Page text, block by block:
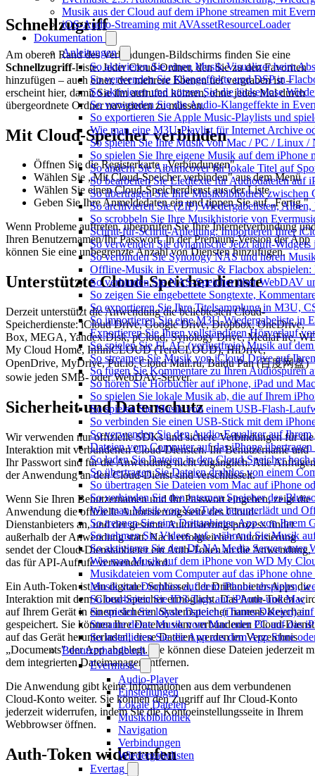
Musik aus der Cloud auf dem iPhone streamen mit
iOS-Audio-Streaming mit AVAssetResourceLoader
Dokumentation
Anleitungen
So aktivieren Sie einen Musik-Visualizer beim
So verwenden Sie Klangeffekte und DSP in
So aktivieren und nutzen Sie die lückenlose
So verwenden Sie die Audio-Klangeffekte in
So exportieren Sie Apple Music-Playlists und
Wie man eine M3U-Playlist für Internet Archive
So spielen Sie Ihre Musik von Mac / PC / Linux
So spielen Sie Ihre eigene Musik auf dem iPhone
So ändern Sie Albumcover für lokale Titel auf
So bearbeiten Sie Liedtexte für Audiodateien auf
So übertragen Sie Ihre Musikbibliothek
So archivieren Sie (ZIP) Wiedergabelisten,
So scrobbeln Sie Ihre Musikhistorie von
Schritt-für-Schritt-Anleitung: Importieren Ihrer
So verwenden Sie dynamische Jetzt läuft-
So verbinden Sie Synology NAS und hören
Offline-Musik in Evermusic & Flacbox
So verbinden Sie NAS-Speicher über WebDAV
So zeigen Sie eingebettete Songtexte,
So exportieren Sie Ihre Titelsammlung in M3U,
So importieren Sie eine M3U-Wiedergabeliste in
Exportieren Sie Ihren vollständigen Hörverlauf
So spielen Sie FLAC (verlustfreie) Musik auf dem
So streamen Sie Musik von iCloud Drive auf
So fügen Sie Kommentare zu Ihren Audiospuren
So hören Sie Hörbücher auf iPhone, iPad und
So spielen Sie lokale Musik ab, die auf Ihrem
So spielen Sie Musik von einem USB-Flash-
So verbinden Sie einen USB-Stick mit dem
So verwenden Sie den Audio-Equalizer auf
Dateien vom Computer auf das iPhone
So laden Sie Dateien in den Cloud-Speicher
So übertragen Sie Dateien drahtlos von einem
So übertragen Sie Dateien vom Mac auf iPhone
So verbinden Sie den internen Speicher des
Wie man Musik von YouTube herunterlädt und
So trennen Sie eine Drittanbieter-App von Ihrem
So nehmen Sie Videos auf, während Sie Musik
So aktivieren Sie den DLNA Media Server unter
Wie man Musik auf dem iPhone von WD My
Musikdateien vom Computer auf das iPhone
Musik von Dropbox auf dem iPhone abspielen,
So bearbeiten Sie ID3-Tags auf iPhone und Mac
So spielen Sie lokale Dateien (iTunes-Dateien)
Streame deine Musik vom Mac oder PC auf das
So installieren Sie die App aus dem App Store
Benutzerhandbuch
Evermusic
Audio-Player
Einstellungen
Lokale Dateien
Musikbibliothek
Navigation
Verbindungen
Wiedergabelisten
Evertag
Schnellzugriff
Am oberen Rand des Verbindungen-Bildschirms finden Sie eine
Schnellzugriff-Liste. Jeder Cloud-Ordner, den Sie zu den Favoriten
hinzufügen – auch einer, der mehrere Ebenen tief vergraben ist –
erscheint hier, damit Sie ihn aufrufen können, ohne jedes Mal durch
übergeordnete Ordner navigieren zu müssen.
Mit Cloud-Speicher verbinden
Öffnen Sie die Registerkarte „Verbindungen"
Wählen Sie „Mit Cloud-Speicher verbinden" aus dem Menü
Wählen Sie einen Cloud-Speicherdienst aus der Liste
Geben Sie Ihre Anmeldedaten ein und tippen Sie auf „Fertig."
Wenn Probleme auftreten, überprüfen Sie Ihre Internetverbindung
Ihren Benutzernamen/Ihr Passwort. In der Premium-Version der App
können Sie eine unbegrenzte Anzahl von Diensten hinzufügen.
Unterstützte Cloud-Speicherdienste
Derzeit unterstützt die Anwendung die beliebtesten Cloud-
Speicherdienste: iCloud Drive, Google Drive, Dropbox, OneDrive,
Box, MEGA, Yandex.Disk, pCloud, Synology Drive, MediaFire,
My Cloud Home, InfiniCLOUD (TeraCLOUD), HiDrive,
OpenDrive, MyDrive, Put.io, Cloud Mail.ru, Baidu Pan (百度网盘)
sowie jeden SMB- oder WebDAV-Server.
Sicherheit und Datenschutz
Wir verwenden nur offizielle SDKs und sichere Verbindungen für die
Interaktion mit verbundenen Cloud-Diensten. Ihr Benutzername und
Ihr Passwort sind für die Anwendung nicht zugänglich. Alle Anfragen
der Anwendung an den Cloud-Dienst sind verschlüsselt.
Wenn Sie Ihren Benutzernamen und Ihr Passwort eingeben, zeigt die
Anwendung die offizielle Autorisierungsseite des Cloud-
Dienstanbieters an, und der gesamte Autorisierungsprozess findet
außerhalb der Anwendung statt. Nach erfolgreicher Autorisierung
sendet der Cloud-Dienstanbieter ein Auth-Token an die Anwendung,
das für API-Aufrufe verwendet wird.
Ein Auth-Token ist ein digitaler Schlüssel, der Drittanbieter-Apps die
Interaktion mit dem Cloud-Speicher ermöglicht. Das Auth-Token
auf Ihrem Gerät in einem sicheren Systemspeicher namens Keychain
gespeichert. Sie können Ihre Dateien vom verbundenen Cloud-Dienst
auf das Gerät herunterladen; diese Dateien werden im Verzeichnis
„Documents" der App abgelegt. Sie können diese Dateien jederzeit
dem integrierten Dateimanager entfernen.
Die Anwendung gibt keine Informationen aus dem verbundenen
Cloud-Konto weiter. Sie können den Zugriff auf Ihr Cloud-Konto
jederzeit widerrufen, indem Sie die Kontoeinstellungsseite in Ihrem
Webbrowser öffnen.
Auth-Token widerrufen